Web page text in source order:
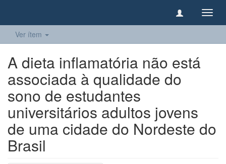
Ver ítem
A dieta inflamatória não está
associada à qualidade do
sono de estudantes
universitários adultos jovens
de uma cidade do Nordeste do
Brasil